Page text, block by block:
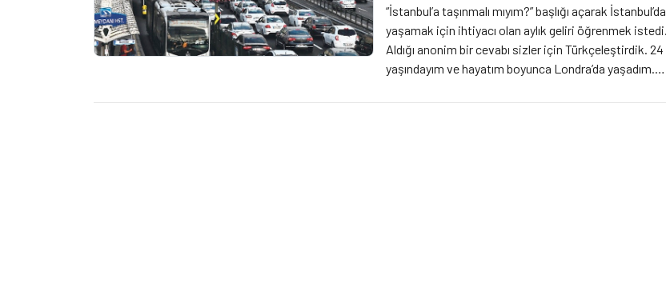
“İstanbul’a taşınmalı mıyım?” başlığı açarak İstanbul’da
yaşamak için ihtiyacı olan aylık geliri öğrenmek istedi.
Aldığı anonim bir cevabı sizler için Türkçeleştirdik. 24
yaşındayım ve hayatım boyunca Londra’da yaşadım.
fakat aksanım var. Profesyonel bir şekilde Türkçe